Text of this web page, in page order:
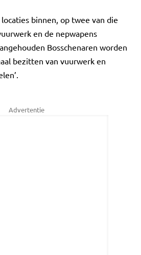
binnen, op twee van die
en de nepwapens
Bosschenaren worden
bezitten van vuurwerk en
Advertentie